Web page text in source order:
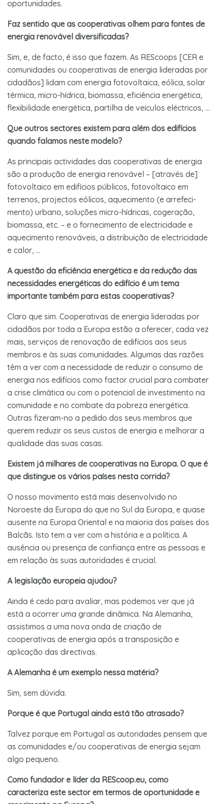
oportunidades.
Faz sentido que as cooperativas olhem para fontes de
energia renovável diversificadas?
Sim, e, de facto, é isso que fazem. As REScoops [CER e
comunidades ou cooperativas de energia lideradas por
cidadãos] lidam com energia fotovoltaica, eólica, solar
térmica, micro-hídrica, biomassa, eficiência energética,
flexibilidade energética, partilha de veículos eléctricos, …
Que outros sectores existem para além dos edifícios
quando falamos neste modelo?
As principais actividades das cooperativas de energia
são a produção de energia renovável – [através de]
fotovoltaico em edifícios públicos, fotovoltaico em
terrenos, projectos eólicos, aquecimento (e arrefeci-
mento) urbano, soluções micro-hídricas, cogeração,
biomassa, etc. – e o fornecimento de electricidade e
aquecimento renováveis, a distribuição de electricidade
e calor, …
A questão da eficiência energética e da redução das
necessidades energéticas do edifício é um tema
importante também para estas cooperativas?
Claro que sim. Cooperativas de energia lideradas por
cidadãos por toda a Europa estão a oferecer, cada vez
mais, serviços de renovação de edifícios aos seus
membros e às suas comunidades. Algumas das razões
têm a ver com a necessidade de reduzir o consumo de
energia nos edifícios como factor crucial para combater
a crise climática ou com o potencial de investimento na
comunidade e no combate da pobreza energética.
Outras fizeram-no a pedido dos seus membros que
querem reduzir os seus custos de energia e melhorar a
qualidade das suas casas.
Existem já milhares de cooperativas na Europa. O que é
que distingue os vários países nesta corrida?
O nosso movimento está mais desenvolvido no
Noroeste da Europa do que no Sul da Europa, e quase
ausente na Europa Oriental e na maioria dos países dos
Balcãs. Isto tem a ver com a história e a política. A
ausência ou presença de confiança entre as pessoas e
em relação às suas autoridades é crucial.
A legislação europeia ajudou?
Ainda é cedo para avaliar, mas podemos ver que já
está a ocorrer uma grande dinâmica. Na Alemanha,
assistimos a uma nova onda de criação de
cooperativas de energia após a transposição e
aplicação das directivas.
A Alemanha é um exemplo nessa matéria?
Sim, sem dúvida.
Porque é que Portugal ainda está tão atrasado?
Talvez porque em Portugal as autoridades pensem que
as comunidades e/ou cooperativas de energia sejam
algo pequeno.
Como fundador e líder da REScoop.eu, como
caracteriza este sector em termos de oportunidade e